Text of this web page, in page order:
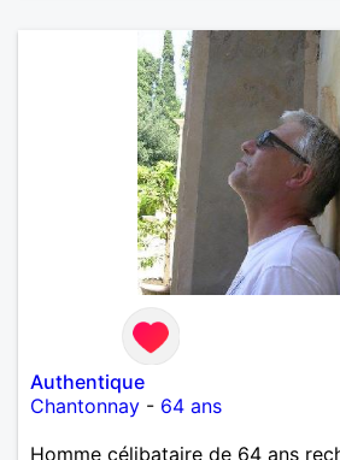
Authentique
Chantonnay - 64 ans
Homme célibataire de 64 ans